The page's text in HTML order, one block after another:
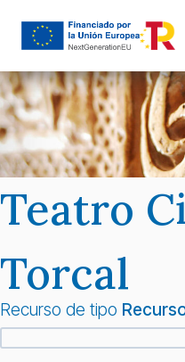
Teatro
Torcal
Recurso de tipo